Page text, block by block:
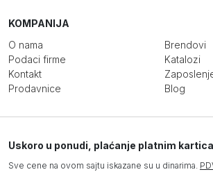
KOMPANIJA
O nama
Podaci firme
Kontakt
Prodavnice
Brendovi
Katalozi
Blog
Uskoro u ponudi, plaćanje platnim
Sve cene na ovom sajtu iskazane su u dinarima.